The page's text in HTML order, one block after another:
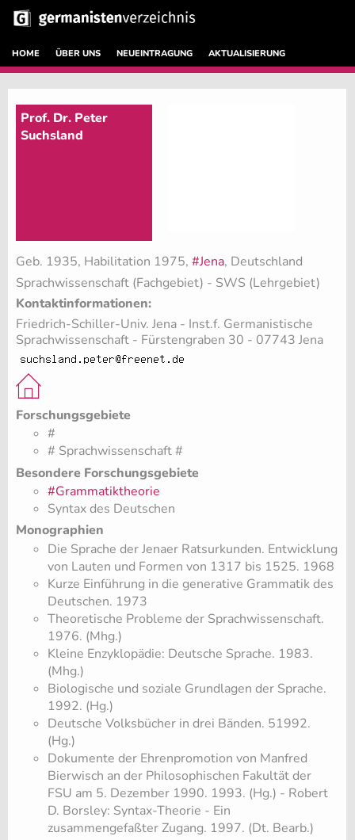
HOME ÜBER UNS NEUEINTRAGUNG AKTUALISIERUNG
Prof. Dr. Peter
Suchsland
Geb. 1935, Habilitation 1975, #Jena, Deutschland
Sprachwissenschaft (Fachgebiet) - SWS (Lehrgebiet)
Kontaktinformationen:
Friedrich-Schiller-Univ. Jena - Inst.f. Germanistische
Sprachwissenschaft - Fürstengraben 30 - 07743 Jena
Forschungsgebiete
#
# Sprachwissenschaft #
Besondere Forschungsgebiete
#Grammatiktheorie
Syntax des Deutschen
Monographien
Die Sprache der Jenaer Ratsurkunden. Entwicklung
von Lauten und Formen von 1317 bis 1525. 1968
Kurze Einführung in die generative Grammatik des
Deutschen. 1973
Theoretische Probleme der Sprachwissenschaft.
1976. (Mhg.)
Kleine Enzyklopädie: Deutsche Sprache. 1983.
(Mhg.)
Biologische und soziale Grundlagen der Sprache.
1992. (Hg.)
Deutsche Volksbücher in drei Bänden. 51992.
(Hg.)
Dokumente der Ehrenpromotion von Manfred
Bierwisch an der Philosophischen Fakultät der
FSU am 5. Dezember 1990. 1993. (Hg.) - Robert
D. Borsley: Syntax-Theorie - Ein
zusammengefaßter Zugang. 1997. (Dt. Bearb.)